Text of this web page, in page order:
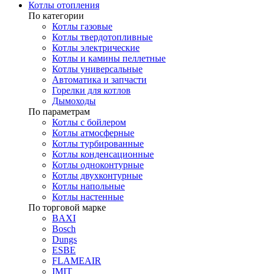
Котлы отопления
По категории
Котлы газовые
Котлы твердотопливные
Котлы электрические
Котлы и камины пеллетные
Котлы универсальные
Автоматика и запчасти
Горелки для котлов
Дымоходы
По параметрам
Котлы с бойлером
Котлы атмосферные
Котлы турбированные
Котлы конденсационные
Котлы одноконтурные
Котлы двухконтурные
Котлы напольные
Котлы настенные
По торговой марке
BAXI
Bosch
Dungs
ESBE
FLAMEAIR
IMIT